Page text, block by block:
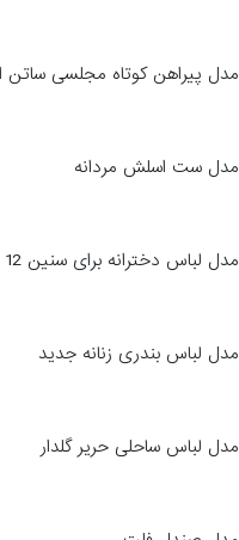
مدل پیراهن کوتاه مجلسی ساتن
مدل ست اسلش مردانه
مدل لباس دخترانه برای سنین 12 سال
مدل لباس بندری زنانه جدید
مدل لباس ساحلی حریر گلدار